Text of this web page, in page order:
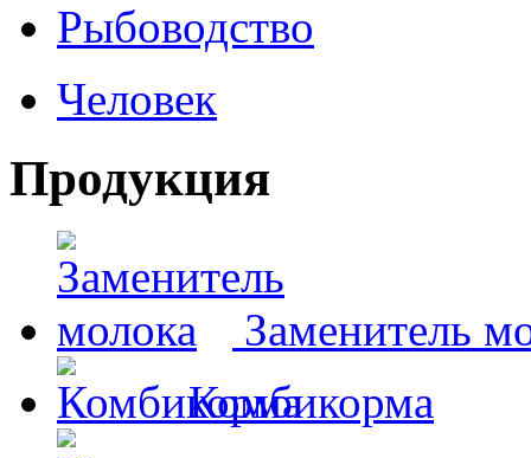
Рыбоводство
Человек
Продукция
Заменитель
Комбикорма